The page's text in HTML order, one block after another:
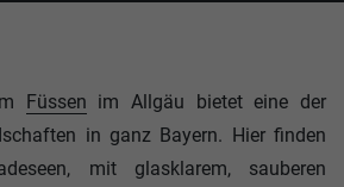
Füssen im Allgäu bietet eine der
in ganz Bayern. Hier finden
mit glasklarem, sauberen